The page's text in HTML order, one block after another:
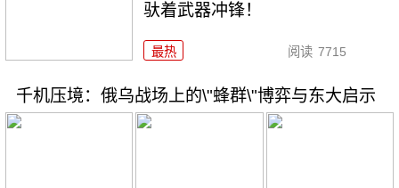
驮着武器冲锋！
最热 阅读 7715
千机压境：俄乌战场上的\"蜂群\"博弈与东大启示